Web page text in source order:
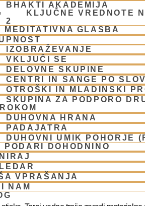
BHAKTI AKADEMIJA
KLJUČNE VREDNOTE
2
MEDITATIVNA GLASBA
IZOBRAŽEVANJE
VKLJUČI SE
DELOVNE SKUPINE
CENTRI IN SANGE PO
OTROŠKI IN MLADINSKI
SKUPINA ZA PODPORO
DUHOVNA HRANA
PADAJATRA
DUHOVNI UMIK POHORJE
PODARI DOHODNINO
VPRAŠANJA
NAM
raven, nikoli ne pade. Kdor se ne
vadba yoge, ki vključuje razne
in omamljanju, je smešen. (Bg
umetnih metod za doseganje višjih
lahko mamila včasih uporabimo kot
Duhovno spoznanje pomeni znanje,
znanje. Kaj bo razumel omamljen
torej razumel v omamljenem stanju? To
mamil pozabijo na trpljenje in mislijo,